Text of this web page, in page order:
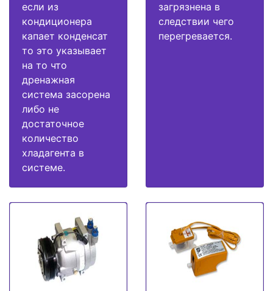
если из
кондиционера
капает конденсат
то это указывает
на то что
дренажная
система засорена
либо не
достаточное
количество
хладагента в
системе.
загрязнена в
следствии чего
перегревается.